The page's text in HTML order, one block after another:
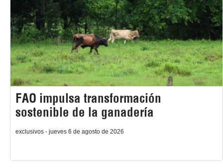
FAO impulsa transformación
sostenible de la ganadería
exclusivos - jueves 6 de agosto de 2026